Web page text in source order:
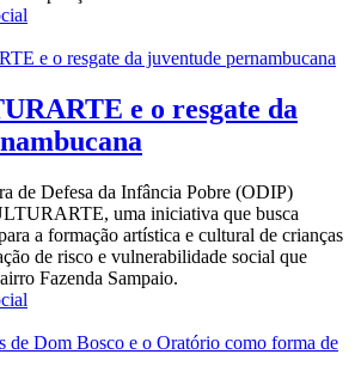
e o resgate da
de Defesa da Infância Pobre (ODIP)
uma iniciativa que busca
a formação artística e cultural de crianças
de risco e vulnerabilidade social que
Fazenda Sampaio.